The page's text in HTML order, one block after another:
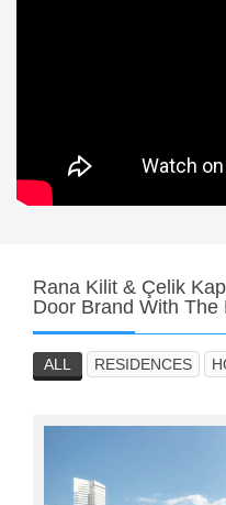
Rana Kilit & Çelik
Door Brand With
ALL RESIDENCES